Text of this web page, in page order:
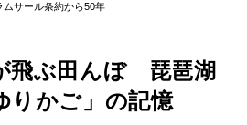
サール条約から50年
飛ぶ田んぼ 琵琶湖
りかご」の記憶